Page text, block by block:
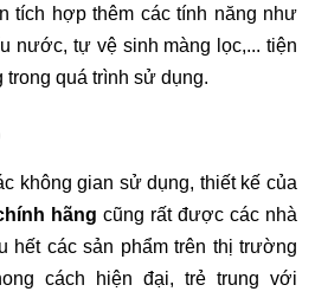
tích hợp thêm các tính năng như
nước, tự vệ sinh màng lọc,... tiện
quá trình sử dụng.
không gian sử dụng, thiết kế của
hãng cũng rất được các nhà
hết các sản phẩm trên thị trường
cách hiện đại, trẻ trung với